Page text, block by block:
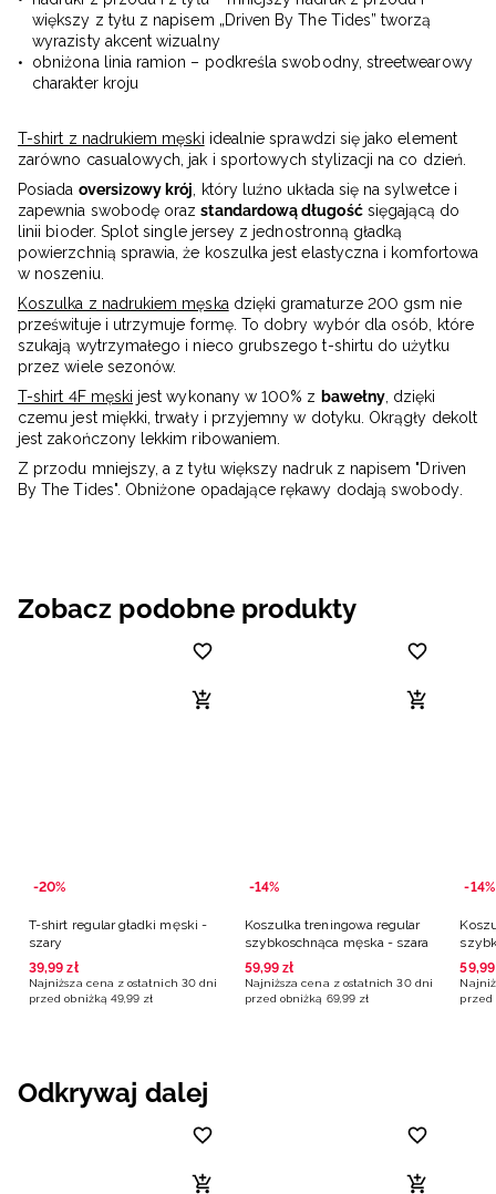
większy z tyłu z napisem „Driven By The Tides” tworzą
wyrazisty akcent wizualny
obniżona linia ramion – podkreśla swobodny, streetwearowy
charakter kroju
T-shirt z nadrukiem męski idealnie sprawdzi się jako element
zarówno casualowych, jak i sportowych stylizacji na co dzień.
Posiada oversizowy krój, który luźno układa się na sylwetce i
zapewnia swobodę orazstandardową długośćsięgającą do
linii bioder. Splot single jersey z jednostronną gładką
powierzchnią sprawia, że koszulka jest elastyczna i komfortowa
w noszeniu.
Koszulka z nadrukiem męskadzięki gramaturze 200 gsm nie
prześwituje i utrzymuje formę. To dobry wybór dla osób, które
szukają wytrzymałego i nieco grubszego t-shirtu do użytku
przez wiele sezonów.
T-shirt 4F męski jest wykonany w 100% z bawełny, dzięki
czemu jest miękki, trwały i przyjemny w dotyku. Okrągły dekolt
jest zakończony lekkim ribowaniem.
Z przodu mniejszy, a z tyłu większy nadruk z napisem "Driven
By The Tides". Obniżone opadające rękawy dodają swobody.
Zobacz podobne produkty
-20%
T-shirt regular gładki męski -
szary
39,99 zł
Najniższa cena z ostatnich 30 dni
przed obniżką 49,99 zł
-14%
Koszulka treningowa regular
szybkoschnąca męska - szara
59,99 zł
Najniższa cena z ostatnich 30 dni
przed obniżką 69,99 zł
-14%
59,99
przed
Odkrywaj dalej